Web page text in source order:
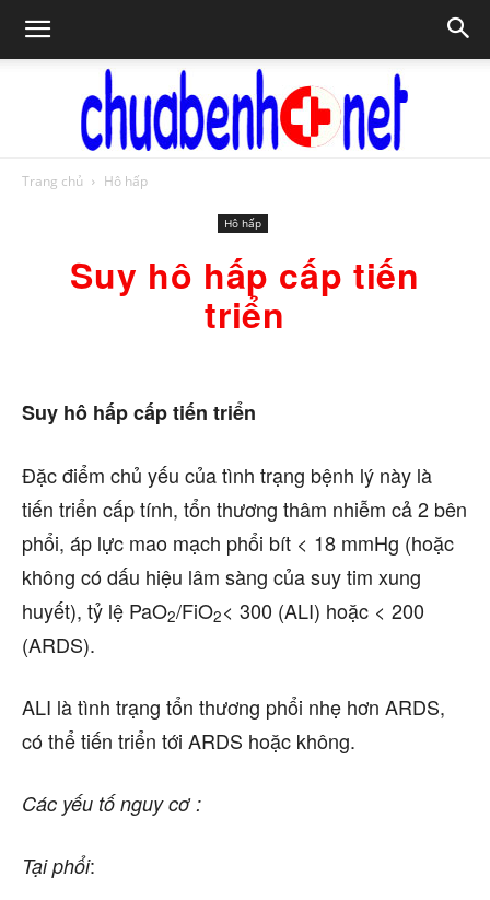
bệnh
Trang chủ Hô hấp
Hô hấp
Suy hô hấp cấp tiến
triển
Suy hô hấp cấp tiến triển
Đặc điểm chủ yếu của tình trạng bệnh lý này là
tiến triển cấp tính, tổn thương thâm nhiễm cả 2 bên
phổi, áp lực mao mạch phổi bít < 18 mmHg (hoặc
không có dấu hiệu lâm sàng của suy tim xung
huyết), tỷ lệ PaO2/FiO2< 300 (ALI) hoặc < 200
(ARDS).
ALI là tình trạng tổn thương phổi nhẹ hơn ARDS,
có thể tiến triển tới ARDS hoặc không.
Các yếu tố nguy cơ :
Tại phổi: